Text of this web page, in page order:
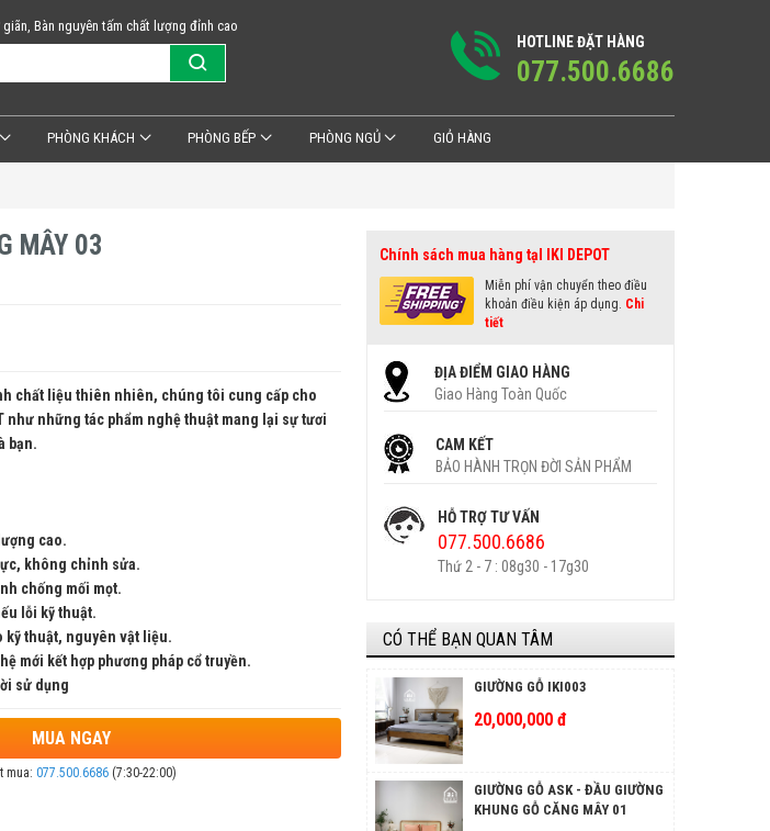
giãn, Bàn nguyên tấm chất lượng đỉnh cao
HOTLINE ĐẶT HÀNG
077.500.6686
PHÒNG KHÁCH PHÒNG BẾP PHÒNG NGỦ GIỎ HÀNG
MÂY 03
chất liệu thiên nhiên, chúng tôi cung cấp cho
như những tác phẩm nghệ thuật mang lại sự tươi
bạn.
cao.
không chỉnh sửa.
chống mối mọt.
lỗi kỹ thuật.
kỹ thuật, nguyên vật liệu.
mới kết hợp phương pháp cổ truyền.
sử dụng
MUA NGAY
mua: 077.500.6686(7:30-22:00)
Chính sách mua hàng tạI IKI DEPOT
Miễn phí vận chuyển theo điều
khoản điều kiện áp dụng. Chi
tiết
ĐỊA ĐIỂM GIAO HÀNG
Giao Hàng Toàn Quốc
CAM KẾT
BẢO HÀNH TRỌN ĐỜI SẢN PHẨM
HỖ TRỢ TƯ VẤN
077.500.6686
Thứ 2 - 7 : 08g30 - 17g30
CÓ THỂ BẠN QUAN TÂM
GIƯỜNG GỖ IKI003
20,000,000 đ
GIƯỜNG GỖ ASK - ĐẦU GIƯỜNG
KHUNG GỖ CĂNG MÂY 01